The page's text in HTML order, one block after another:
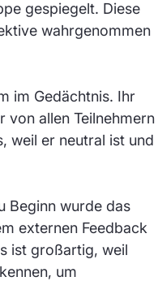
gespiegelt. Diese
wahrgenommen
im Gedächtnis. Ihr
von allen Teilnehmern
weil er neutral ist und
Beginn wurde das
externen Feedback
ist großartig, weil
um